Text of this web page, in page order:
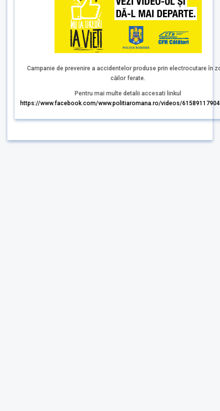
Campanie de prevenire a accidentelor produse prin electrocutare în
căilor ferate.
Pentru mai multe detalii accesati linkul
https://www.facebook.com/www.politiaromana.ro/videos/